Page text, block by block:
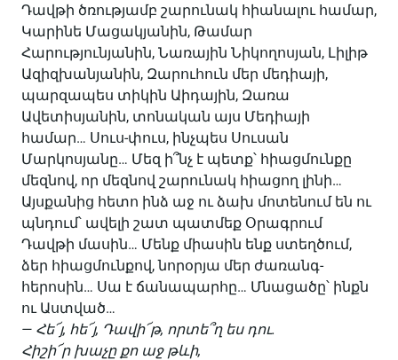
Դավթի ծռությամբ շարունակ հիանալու համար,
Կարինե Մացակյանին, Թամար
Հարությունյանին, Նառային Նիկողոսյան, Լիլիթ
Ազիզխանյանին, Զարուհուն մեր մեդիայի,
պարզապես տիկին Աիդային, Զառա
Ավետիսյանին, տոնական այս Մեդիայի
համար… Սուս-փուս, ինչպես Սուսան
Մարկոսյանը… Մեզ ի՞նչ է պետք՝ հիացմունքը
մեզնով, որ մեզնով շարունակ հիացող լինի…
Այսքանից հետո ինձ աջ ու ձախ մոտենում են ու
պնդում՝ ավելի շատ պատմեք Օրագրում
Դավթի մասին… Մենք միասին ենք ստեղծում,
ձեր հիացմունքով, նորօրյա մեր ժառանգ-
հերոսին… Սա է ճանապարհը… Մնացածը՝ ինքն
ու Աստված…
— Հե՜յ, հե՜յ, Դավի՜թ, որտե՞ղ ես դու.
Հիշի՜ր խաչը քո աջ թևի,